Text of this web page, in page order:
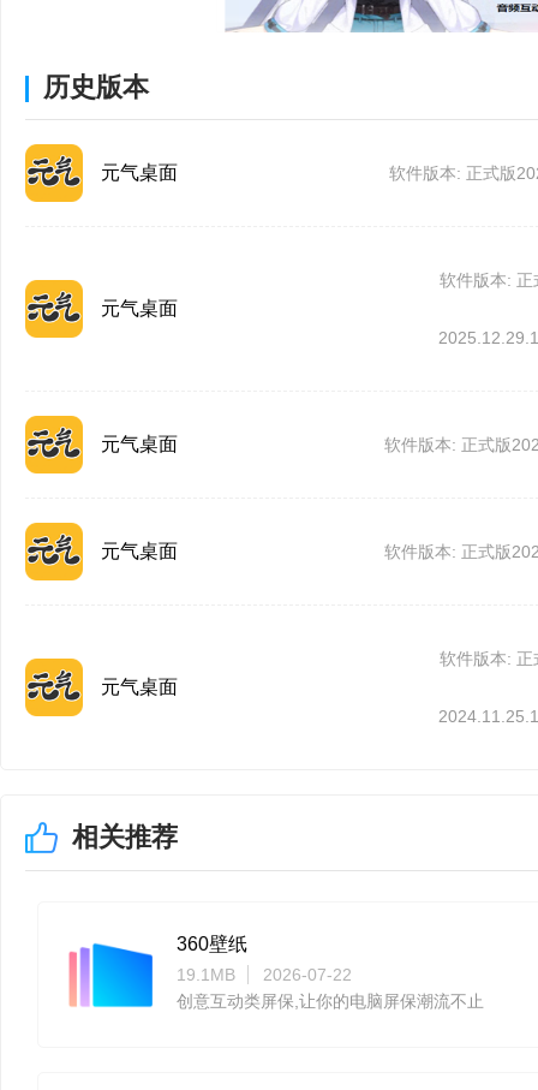
【设置壁纸】一键设
【删除壁纸】快捷删
【自动换壁纸】拉一
【自定义壁纸列表】
【本地添加壁纸】无
3、壁纸制作功能
【上传动态壁纸】动
历史版本
元气桌面 软件版本: 正式版
元气桌面
软件版本: 正
元气桌面 软件版本: 正式版
元气桌面 软件版本: 正式版
元气桌面
软件版本: 正
相关推荐
360壁纸
19.1MB
2026-07-22
创意互动类屏保,让你的电脑屏保潮流不止